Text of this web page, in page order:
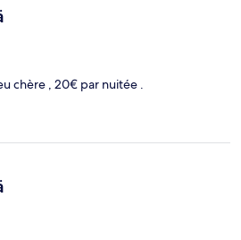
chère , 20€ par nuitée .